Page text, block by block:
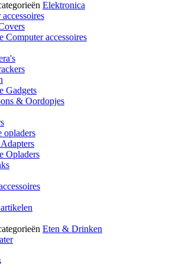
Elektronica
Computer accessoires
Gadgets
& Oordopjes
opladers
Opladers
Eten & Drinken